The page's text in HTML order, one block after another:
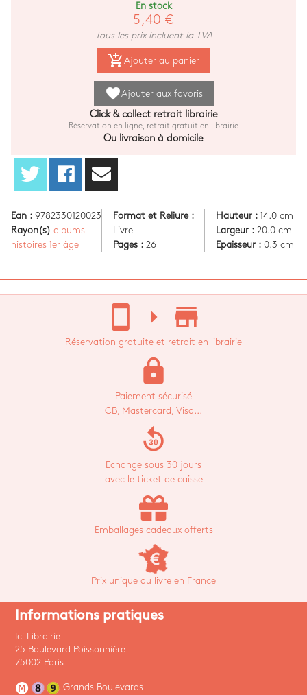
En stock
5,40 €
Tous les prix incluent la TVA
add_shopping_cart Ajouter au panier
favoriteAjouter aux favoris
Click & collect retrait librairie
Réservation en ligne, retrait gratuit en librairie
Ou livraison à domicile
Ean : 9782330120023
Rayon(s) albums
histoires 1er âge
Format et Reliure :
Livre
Pages : 26
Hauteur :14.0 cm
Largeur :20.0 cm
Epaisseur :0.3 cm
stay_current_portrait arrow_right store_mall_directory
Réservation gratuite et retrait en librairie
lock
Paiement sécurisé
CB, Mastercard, Visa...
replay_30
Echange sous 30 jours
avec le ticket de caisse
Emballages cadeaux offerts
Prix unique du livre en France
Informations pratiques
Ici Librairie
25 Boulevard Poissonnière
75002 Paris
Grands Boulevards